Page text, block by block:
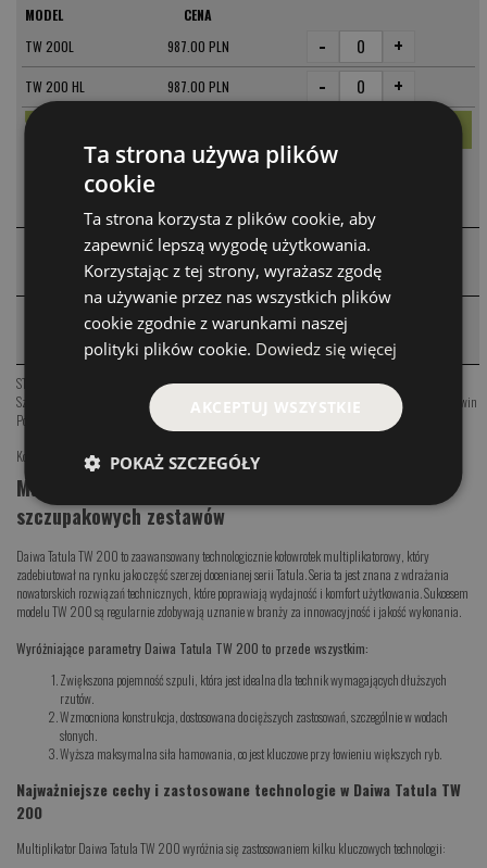
MODEL
CENA
TW 200L
987.00 PLN - +
TW 200 HL 987.00 PLN - +
WARTO DOKUPIĆ
PRODUKTY PODOBNE
STEEZ Daiwa 26 Ryoga,TATULA TWS 300,CERTATE SW,Szpula Stella FK 4000M
Szpula Stella FK 2500
Szpula Twin Power FE 4000M, Szpula Twin Power FE 4000 PG
Szpula Twin
Power FE C3000
Kołowrotki
Daiwa
Multiplikator Daiwa Tatula TW 200 wzór do
szczupakowych zestawów
Daiwa Tatula TW 200 to zaawansowany technologicznie kołowrotek multiplikatorowy, który
zadebiutował na rynku jako część szerzej docenianej serii Tatula. Seria ta jest znana z wdrażania
nowatorskich rozwiązań technicznych, które poprawiają wydajność i komfort użytkowania. Sukcesem
modelu TW 200 są regularnie zdobywają uznanie w branży za innowacyjność i jakość wykonania.
Wyróżniające parametry Daiwa Tatula TW 200 to przede wszystkim:
Zwiększona pojemność szpuli, która jest idealna dla technik wymagających dłuższych
rzutów.
Wzmocniona konstrukcja, dostosowana do cięższych zastosowań, szczególnie w wodach
słonych.
Wyższa maksymalna siła hamowania, co jest kluczowe przy łowieniu większych ryb.
Najważniejsze cechy i zastosowane technologie w Daiwa Tatula TW
200
Multiplikator Daiwa Tatula TW 200 wyróżnia się zastosowaniem kilku kluczowych technologii:
Ta strona używa plików
cookie
Ta strona korzysta z plików cookie, aby
zapewnić lepszą wygodę użytkowania.
Korzystając z tej strony, wyrażasz zgodę
na używanie przez nas wszystkich plików
cookie zgodnie z warunkami naszej
polityki plików cookie. Dowiedz się więcej
AKCEPTUJ WSZYSTKIE
POKAŻ SZCZEGÓŁY